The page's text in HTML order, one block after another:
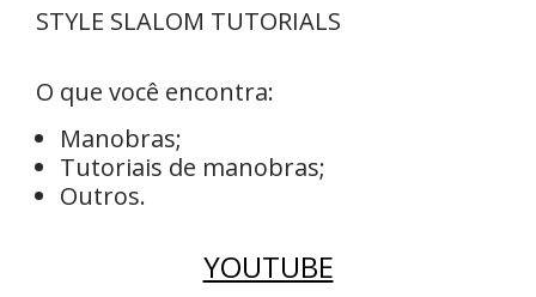
STYLE SLALOM TUTORIALS
O que você encontra:
Manobras;
Tutoriais de manobras;
Outros.
YOUTUBE